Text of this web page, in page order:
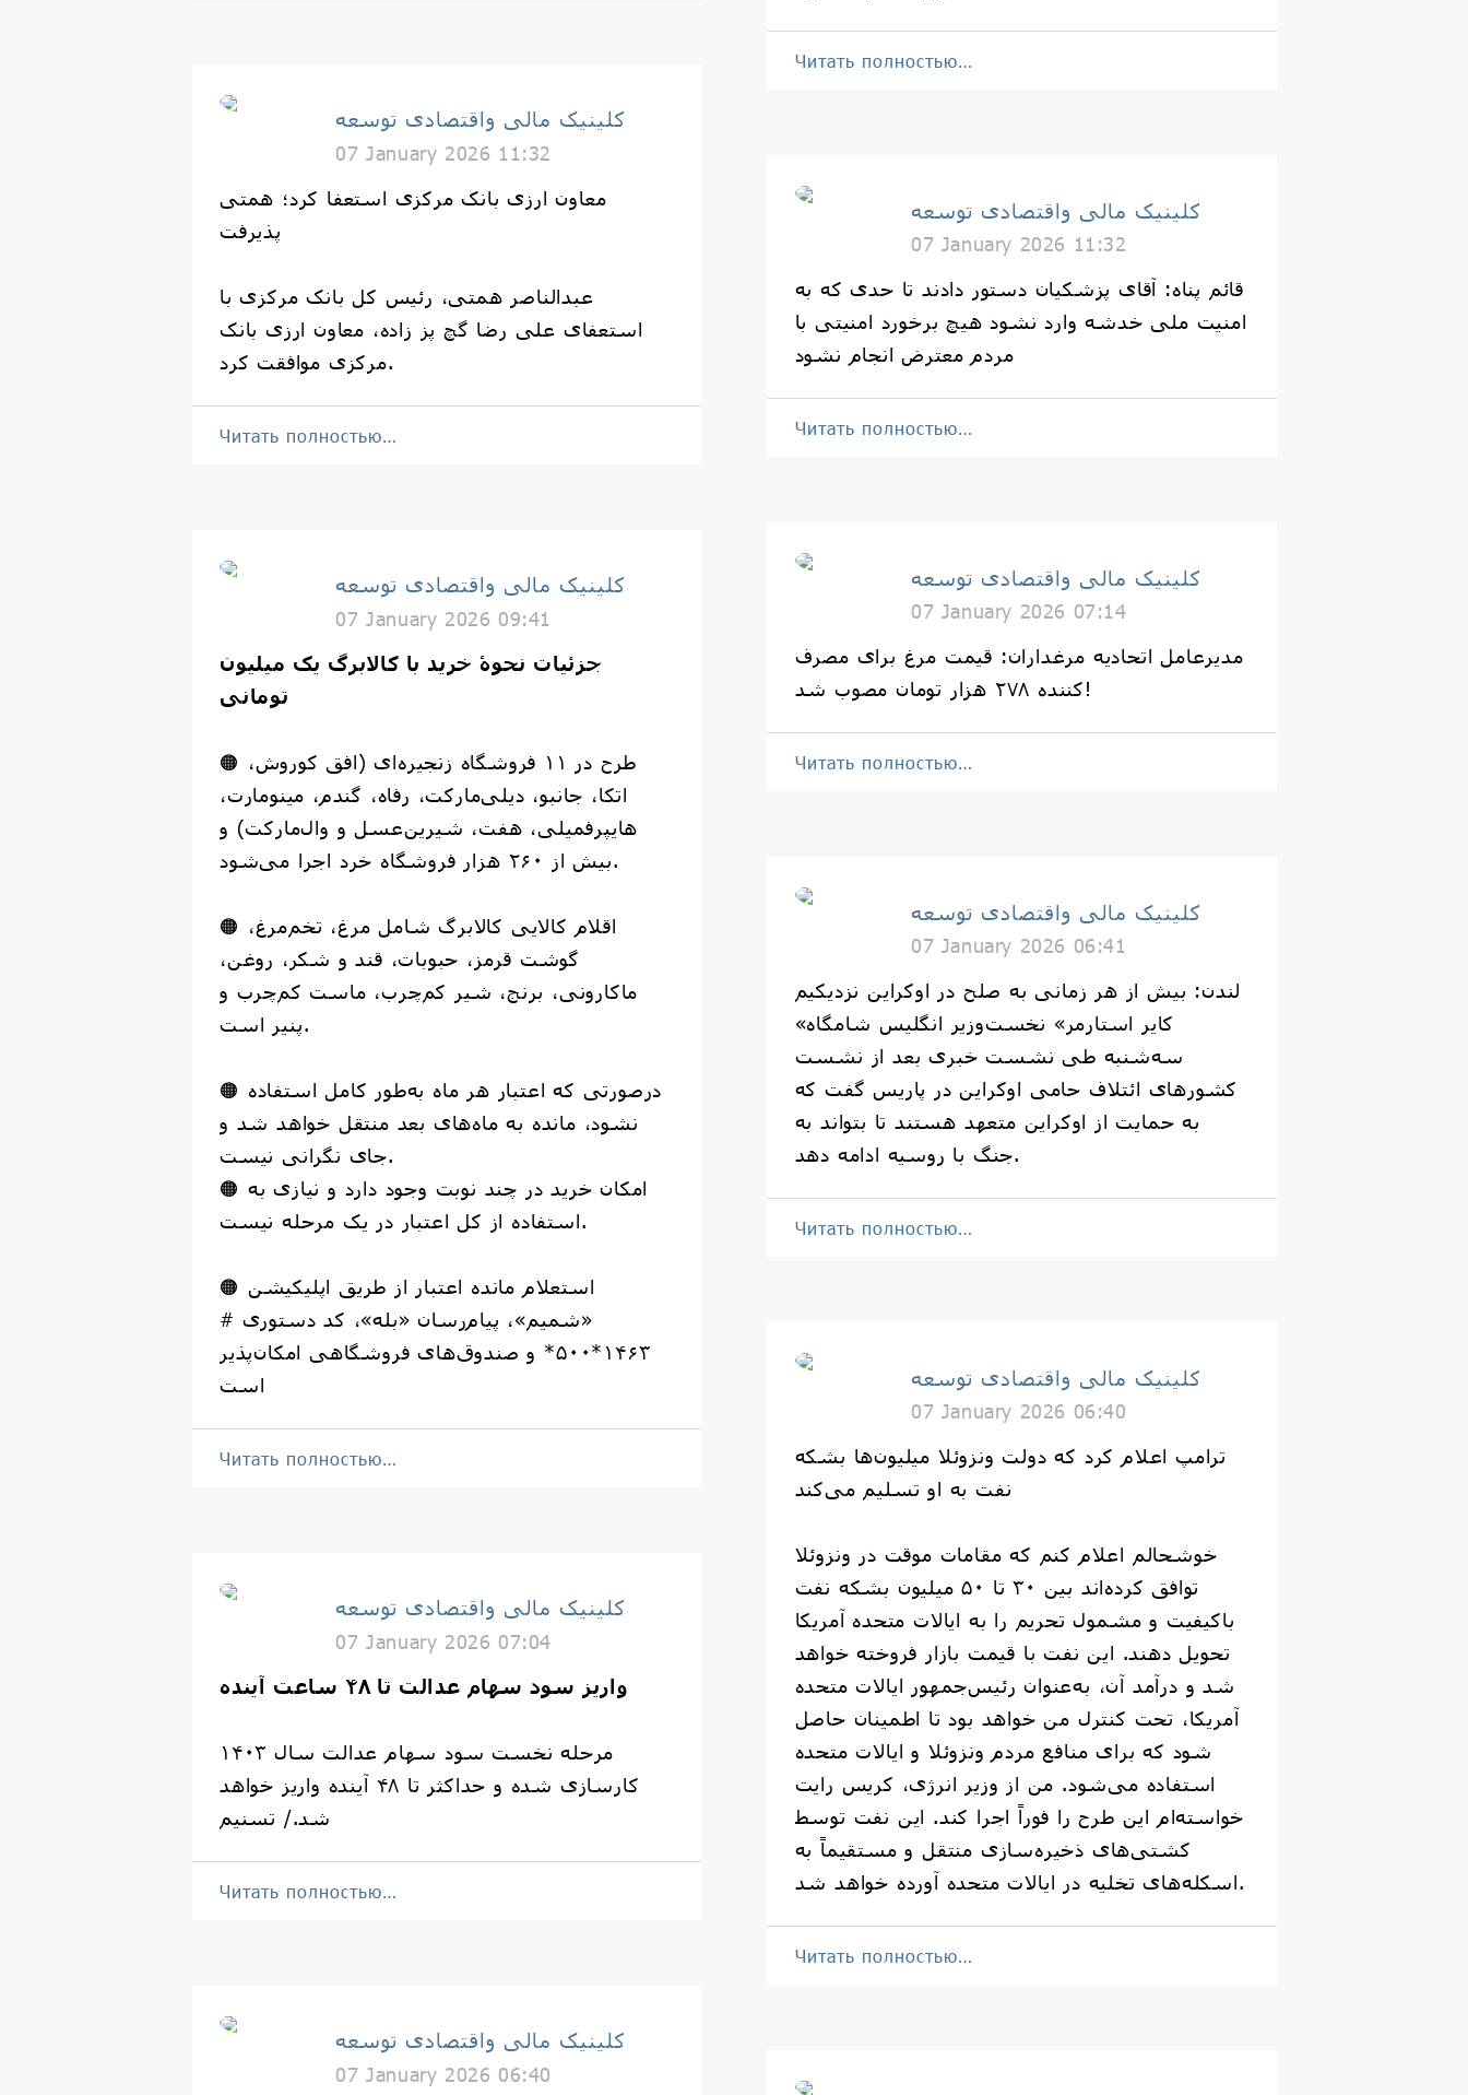
کلینیک مالی واقتصادی توسعه
07 January 2026 11:32
معاون ارزی بانک مرکزی استعفا کرد؛ همتی
پذیرفت
عبدالناصر همتی، رئیس کل بانک مرکزی با
استعفای علی رضا گچ پز زاده، معاون ارزی بانک
مرکزی موافقت کرد.
Читать полностью…
کلینیک مالی واقتصادی توسعه
07 January 2026 09:41
جزئیات نحوۀ خرید با کالابرگ یک میلیون
تومانی
🟠 طرح در ۱۱ فروشگاه زنجیره‌ای (افق کوروش،
اتکا، جانبو، دیلی‌مارکت، رفاه، گندم، مینومارت،
هایپرفمیلی، هفت، شیرین‌عسل و وال‌مارکت) و
بیش از ۲۶۰ هزار فروشگاه خرد اجرا می‌شود.
🟠 اقلام کالایی کالابرگ شامل مرغ، تخم‌مرغ،
گوشت قرمز، حبوبات، قند و شکر، روغن،
ماکارونی، برنج، شیر کم‌چرب، ماست کم‌چرب و
پنیر است.
🟠 درصورتی که اعتبار هر ماه به‌طور کامل استفاده
نشود، مانده به ماه‌های بعد منتقل خواهد شد و
جای نگرانی نیست.
🟠 امکان خرید در چند نوبت وجود دارد و نیازی به
استفاده از کل اعتبار در یک مرحله نیست.
🟠 استعلام مانده اعتبار از طریق اپلیکیشن
«شمیم»، پیام‌رسان «بله»، کد دستوری #
۱۴۶۳*۵۰۰* و صندوق‌های فروشگاهی امکان‌پذیر
است
Читать полностью…
کلینیک مالی واقتصادی توسعه
07 January 2026 07:04
واریز سود سهام عدالت تا ۴۸ ساعت آینده
مرحله نخست سود سهام عدالت سال ۱۴۰۳
کارسازی شده و حداکثر تا ۴۸ آینده واریز خواهد
شد./ تسنیم
Читать полностью…
کلینیک مالی واقتصادی توسعه
07 January 2026 06:40
Читать полностью…
کلینیک مالی واقتصادی توسعه
07 January 2026 11:32
قائم پناه: آقای پزشکیان دستور دادند تا حدی که به
امنیت ملی خدشه وارد نشود هیچ برخورد امنیتی با
مردم معترض انجام نشود
Читать полностью…
کلینیک مالی واقتصادی توسعه
07 January 2026 07:14
مدیرعامل اتحادیه مرغداران: قیمت مرغ برای مصرف
کننده ۲۷۸ هزار تومان مصوب شد!
Читать полностью…
کلینیک مالی واقتصادی توسعه
07 January 2026 06:41
لندن: بیش از هر زمانی به صلح در اوکراین نزدیکیم
«کایر استارمر» نخست‌وزیر انگلیس شامگاه
سه‌شنبه طی نشست خبری بعد از نشست
کشورهای ائتلاف حامی اوکراین در پاریس گفت که
به حمایت از اوکراین متعهد هستند تا بتواند به
جنگ با روسیه ادامه دهد.
Читать полностью…
کلینیک مالی واقتصادی توسعه
07 January 2026 06:40
ترامپ اعلام کرد که دولت ونزوئلا میلیون‌ها بشکه
نفت به او تسلیم می‌کند
خوشحالم اعلام کنم که مقامات موقت در ونزوئلا
توافق کرده‌اند بین ۳۰ تا ۵۰ میلیون بشکه نفت
باکیفیت و مشمول تحریم را به ایالات متحده آمریکا
تحویل دهند. این نفت با قیمت بازار فروخته خواهد
شد و درآمد آن، به‌عنوان رئیس‌جمهور ایالات متحده
آمریکا، تحت کنترل من خواهد بود تا اطمینان حاصل
شود که برای منافع مردم ونزوئلا و ایالات متحده
استفاده می‌شود. من از وزیر انرژی، کریس رایت
خواسته‌ام این طرح را فوراً اجرا کند. این نفت توسط
کشتی‌های ذخیره‌سازی منتقل و مستقیماً به
اسکله‌های تخلیه در ایالات متحده آورده خواهد شد.
Читать полностью…